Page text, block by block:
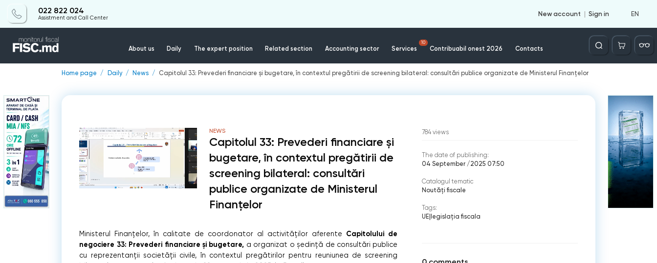
022 822 024
Assistment and Call Center
New account Sign in EN
About us Daily The expert position Related section Accounting sector Services
10
Contribuabil onest 2026 Contacts
Căutare
Home page Daily News Capitolul 33: Prevederi financiare și bugetare, în contextul pregătirii de screening bilateral: consultări publice organizate de Ministerul Finanțelor
NEWS
Capitolul 33: Prevederi financiare și
bugetare, în contextul pregătirii de
screening bilateral: consultări
publice organizate de Ministerul
Finanțelor
Ministerul Finanțelor, în calitate de coordonator al activităților aferente Capitolului de
negociere 33: Prevederi financiare și bugetare, a organizat o ședință de consultări publice
cu reprezentanții societății civile, în contextul pregătirilor pentru reuniunea de screening
784 views
The date of publishing:
04 September /2025 07:50
Catalogul tematic
Noutăți fiscale
Tags:
UE legislația fiscala